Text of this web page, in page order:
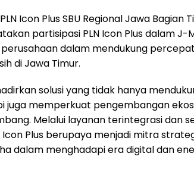
Icon Plus SBU Regional Jawa Bagian
partisipasi PLN Icon Plus dalam J-
dalam mendukung
di Jawa Timur.
solusi yang tidak hanya
juga memperkuat pengembangan
Melalui layanan terintegrasi dan
Icon Plus berupaya menjadi mitra
dalam menghadapi era digital dan